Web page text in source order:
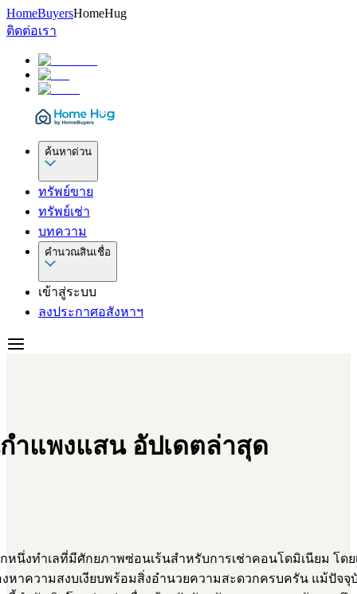
HomeBuyersHomeHug
ติดต่อเรา
ค้นหาด่วน
ทรัพย์ขาย
ทรัพย์เช่า
บทความ
คำนวณสินเชื่อ
เข้าสู่ระบบ
ลงประกาศอสังหาฯ
ำแพงแสน อัปเดตล่าสุด
หนึ่งทำเลที่มีศักยภาพซ่อนเร้นสำหรับการเช่าคอนโดมิเนียม โด
หาความสงบเงียบพร้อมสิ่งอำนวยความสะดวกครบครัน แม้ปัจจุ